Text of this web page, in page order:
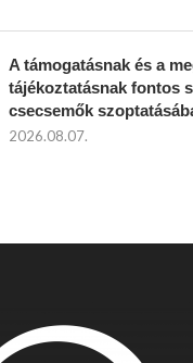
A támogatásnak és a
tájékoztatásnak fontos
csecsemők
2026.08.07.